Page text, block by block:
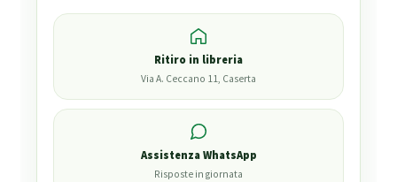
Ritiro in libreria
Via A. Ceccano 11, Caserta
Assistenza WhatsApp
Risposte in giornata